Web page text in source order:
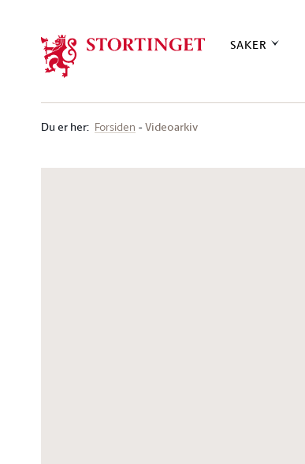
SAKER
Du er her: Forsiden Videoarkiv